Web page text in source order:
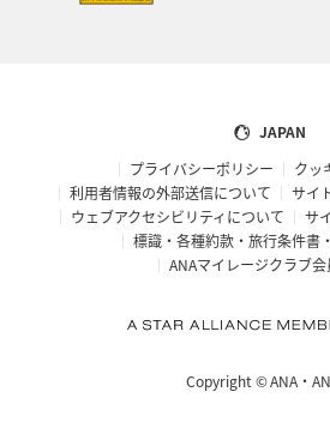
JAPAN
プライバシーポリシー
クッ
利用者情報の外部送信について
サイ
ウェブアクセシビリティについて
サ
標識・各種約款・旅行条件書
ANAマイレージクラブ
Copyright ©ANA・